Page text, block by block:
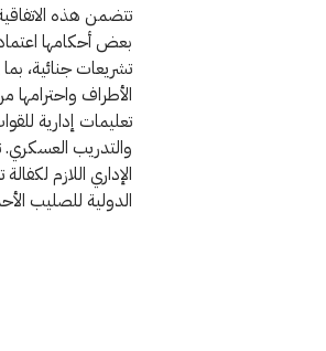
تتضمن هذه
بعض أحكامها
تشريعات جنائية،
الأطراف
تعليمات إدارية
والتدريب العسكري.
الإداري اللازم
الدولية للصليب